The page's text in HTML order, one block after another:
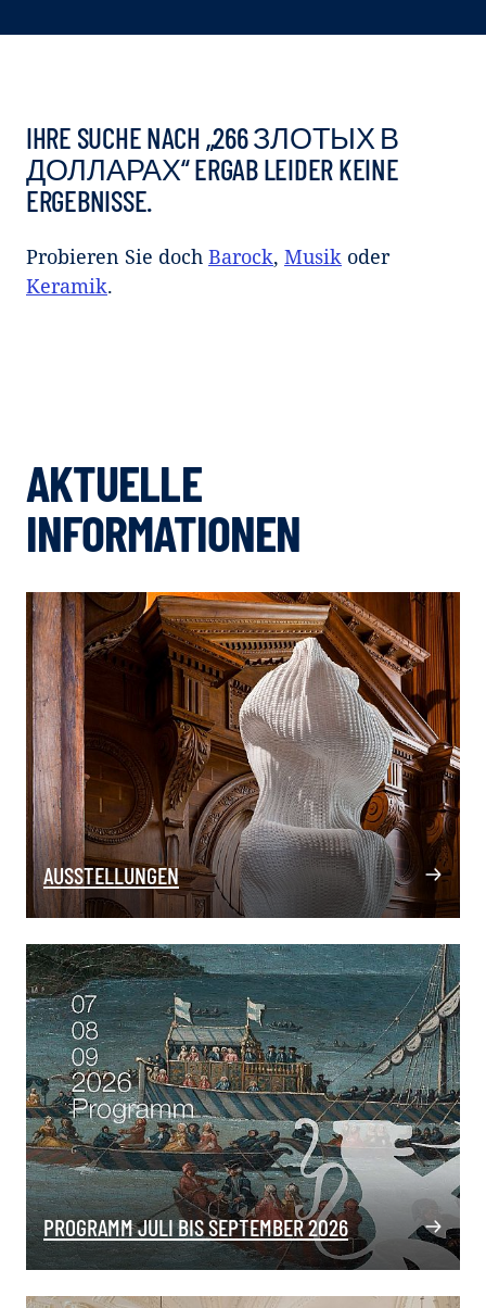
IHRE SUCHE NACH „266 ЗЛОТЫХ В
ДОЛЛАРАХ“ ERGAB LEIDER KEINE
ERGEBNISSE.
Probieren Sie doch Barock, Musik oder
Keramik.
AKTUELLE
INFORMATIONEN
AUSSTELLUNGEN
PROGRAMM JULI BIS SEPTEMBER 2026